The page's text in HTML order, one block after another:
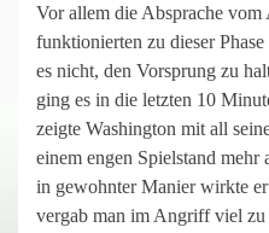
Vor allem die Absprache
funktionierten zu dieser
es nicht, den Vorsprung zu
ging es in die letzten 10
zeigte Washington mit all
einem engen Spielstand
in gewohnter Manier wirkte
vergab man im Angriff viel